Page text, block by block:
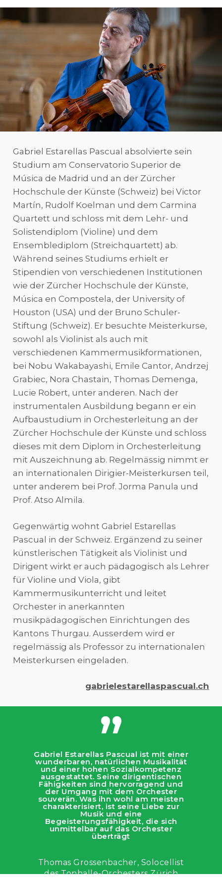
Gabriel Estarellas Pascual absolvierte sein
Studium am Conservatorio Superior de
Música de Madrid und an der Zürcher
Hochschule der Künste (Schweiz) bei Victor
Martín, Rudolf Koelman und dem Carmina
Quartett und schloss mit dem Lehr- und
Solistendiplom (Violine) und dem
Ensemblediplom (Streichquartett) ab.
Während seines Studiums erhielt er
Stipendien von verschiedenen Institutionen
wie der Zürcher Hochschule der Künste,
Música en Compostela, der University of
Houston (USA) und der Bruno Schuler-
Stiftung (Schweiz). Er besuchte Meisterkurse,
sowohl als Violinist als auch mit
verschiedenen Kammermusikformationen,
bei Nobu Wakabayashi, Emile Cantor, Andrzej
Grabiec, Nora Chastain, Thomas Demenga,
Lucie Robert, unter anderen. Nach der
instrumentalen Ausbildung begann er ein
Aufbaustudium in Orchesterleitung an der
Zürcher Hochschule der Künste und schloss
dieses mit dem Diplom in Orchesterleitung
mit Auszeichnung ab. Regelmässig nimmt er
an internationalen Dirigier-Meisterkursen teil,
unter anderem bei Prof. Jorma Panula und
Prof. Atso Almila.
Gegenwärtig wohnt Gabriel Estarellas
Pascual in der Schweiz. Ergänzend zu seiner
künstlerischen Tätigkeit als Violinist und
Dirigent wirkt er auch pädagogisch als Lehrer
für Violine und Viola, gibt
Kammermusikunterricht und leitet
Orchester in anerkannten
musikpädagogischen Einrichtungen des
Kantons Thurgau. Ausserdem wird er
regelmässig als Professor zu internationalen
Meisterkursen eingeladen.
gabrielestarellaspascual.ch
”
Gabriel Estarellas Pascual ist mit einer
wunderbaren, natürlichen Musikalität
und einer hohen Sozialkompetenz
ausgestattet. Seine dirigentischen
Fähigkeiten sind hervorragend und
der Umgang mit dem Orchester
souverän. Was ihn wohl am meisten
charakterisiert, ist seine Liebe zur
Musik und eine
Begeisterungsfähigkeit, die sich
unmittelbar auf das Orchester
überträgt
Thomas Grossenbacher, Solocellist
des Tonhalle-Orchesters Zürich